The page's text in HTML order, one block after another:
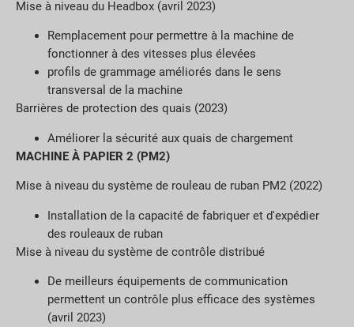
Mise à niveau du Headbox (avril 2023)
Remplacement pour permettre à la machine de
fonctionner à des vitesses plus élevées
profils de grammage améliorés dans le sens
transversal de la machine
Barrières de protection des quais (2023)
Améliorer la sécurité aux quais de chargement
MACHINE À PAPIER 2 (PM2)
Mise à niveau du système de rouleau de ruban PM2 (2022)
Installation de la capacité de fabriquer et d'expédier
des rouleaux de ruban
Mise à niveau du système de contrôle distribué
De meilleurs équipements de communication
permettent un contrôle plus efficace des systèmes
(avril 2023)